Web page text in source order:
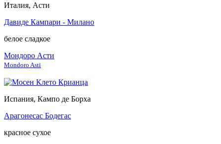
Италия, Асти
Давиде Кампари - Милано
белое сладкое
Мондоро Асти
Mondoro Asti
Испания, Кампо де Борха
Арагонесас Бодегас
красное сухое